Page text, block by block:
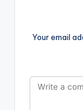
Your email